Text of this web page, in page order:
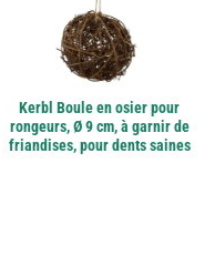
Kerbl Boule en osier pour
rongeurs, Ø 9 cm, à garnir de
friandises, pour dents saines